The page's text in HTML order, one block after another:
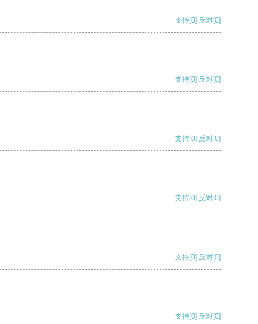
支持[0] 反对[0]
支持[0] 反对[0]
支持[0] 反对[0]
支持[0] 反对[0]
支持[0] 反对[0]
支持[0] 反对[0]